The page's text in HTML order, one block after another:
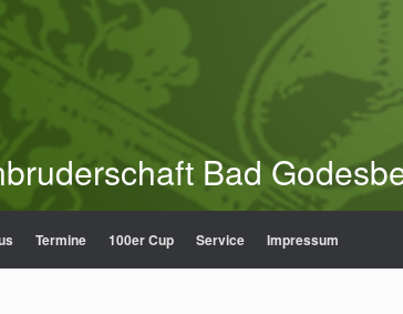
Bad
Termine 100er Cup Service Impressum